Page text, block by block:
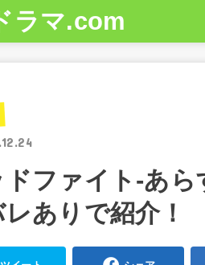
ラマ.com
ドファイト-あら
ありで紹介！